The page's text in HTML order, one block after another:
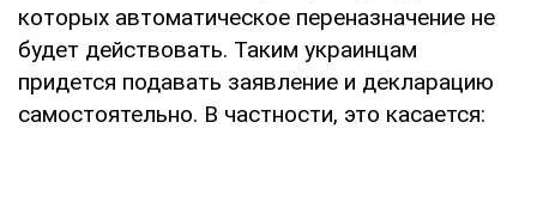
которых автоматическое переназначение не
будет действовать. Таким украинцам
придется подавать заявление и декларацию
самостоятельно. В частности, это касается: